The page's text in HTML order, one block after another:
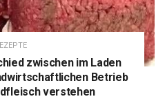
zwischen im Laden
Betrieb
verstehen